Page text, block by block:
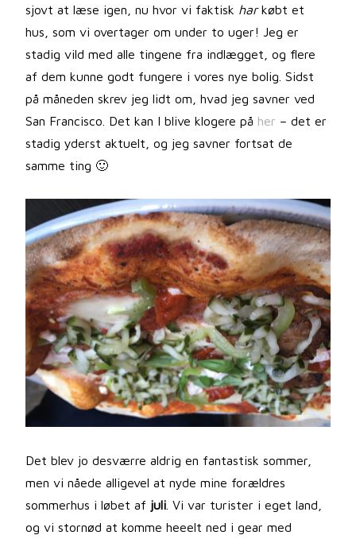
sjovt at læse igen, nu hvor vi faktisk harkøbt et
hus, som vi overtager om under to uger! Jeg er
stadig vild med alle tingene fra indlægget, og flere
af dem kunne godt fungere i vores nye bolig. Sidst
på måneden skrev jeg lidt om, hvad jeg savner ved
San Francisco. Det kan I blive klogere på her – det er
stadig yderst aktuelt, og jeg savner fortsat de
samme ting 🙂
Det blev jo desværre aldrig en fantastisk sommer,
men vi nåede alligevel at nyde mine forældres
sommerhus i løbet af juli . Vi var turister i eget land,
og vi stornød at komme heeelt ned i gear med